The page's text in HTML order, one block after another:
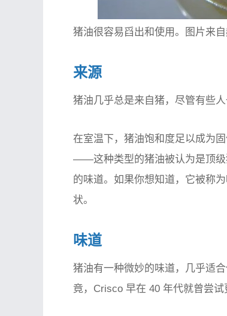
猪油很容易舀出和使用。图片来自
来源
猪油几乎总是来自猪，尽管有些人
在室温下，猪油饱和度足以成为
——这种类型的猪油被认为是顶级
的味道。如果你想知道，它被称
状。
味道
猪油有一种微妙的味道，几乎适
竟，Crisco 早在 40 年代就曾尝试